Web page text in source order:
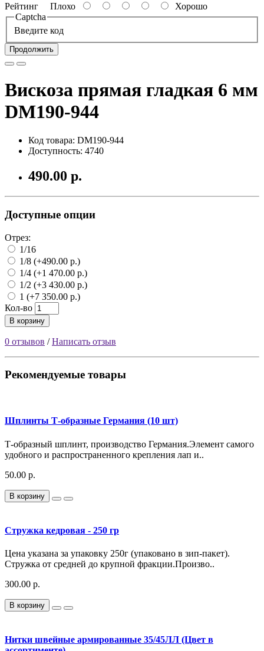
Рейтинг Плохо
Хорошо
Captcha
Введите код
Продолжить
Вискоза прямая гладкая 6 мм
DM190-944
Код товара: DM190-944
Доступность: 4740
490.00 р.
Доступные опции
Отрез:
1/16
1/8 (+490.00 р.)
1/4 (+1 470.00 р.)
1/2 (+3 430.00 р.)
1 (+7 350.00 р.)
Кол-во
В корзину
0 отзывов /Написать отзыв
Рекомендуемые товары
Шплинты Т-образные Германия (10 шт)
Т-образный шплинт, производство Германия.Элемент самого
удобного и распространенного крепления лап и..
50.00 р.
В корзину
Стружка кедровая - 250 гр
Цена указана за упаковку 250г (упаковано в зип-пакет).
Стружка от средней до крупной фракции.Произво..
300.00 р.
В корзину
Нитки швейные армированные 35/45ЛЛ (Цвет в